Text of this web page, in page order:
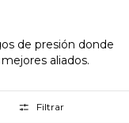
de presión donde
aliados.
Filtrar